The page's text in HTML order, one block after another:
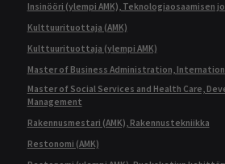
Insinööri (ylempi AMK), Teknologiaosaamisen
Kulttuurituottaja (AMK)
Kulttuurituottaja (ylempi AMK)
Master of Business Administration,
Master of Social Services and Health Care,
Management
Rakennusmestari (AMK), Rakennustekniikka
Restonomi (AMK)